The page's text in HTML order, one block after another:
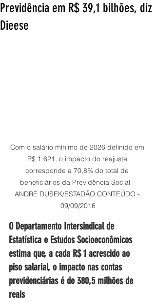
Previdência em R$ 39,1 bilhões, diz
Dieese
Com o salário mínimo de 2026 definido em
R$ 1.621, o impacto do reajuste
corresponde a 70,8% do total de
beneficiários da Previdência Social -
ANDRE DUSEK/ESTADÃO CONTEÚDO -
09/09/2016
O Departamento Intersindical de
Estatística e Estudos Socioeconômicos
estima que, a cada R$ 1 acrescido ao
piso salarial, o impacto nas contas
previdenciárias é de 380,5 milhões de
reais